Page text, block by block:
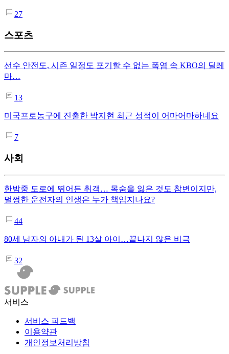
27
스포츠
선수 안전도, 시즌 일정도 포기할 수 없는 폭염 속 KBO의 딜레
마…
13
미국프로농구에 진출한 박지현 최근 성적이 어마어마하네요
7
사회
한밤중 도로에 뛰어든 취객… 목숨을 잃은 것도 참변이지만,
멀쩡한 운전자의 인생은 누가 책임지나요?
44
80세 남자의 아내가 된 13살 아이…끝나지 않은 비극
32
서비스
서비스 피드백
이용약관
개인정보처리방침